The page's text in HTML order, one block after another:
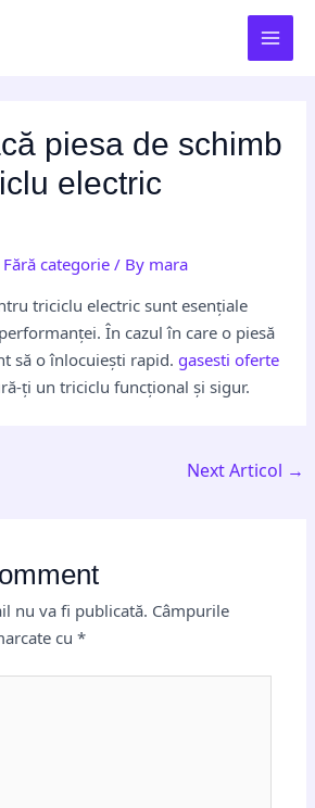
piesa de schimb
electric
Fără categorie / By mara
triciclu electric sunt esențiale
În cazul în care o piesă
să o înlocuiești rapid.gasesti oferte
ți un triciclu funcțional și sigur.
Next Articol →
nu va fi publicată. Câmpurile
cu*